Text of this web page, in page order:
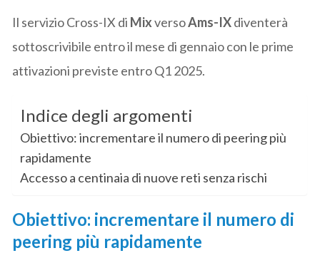
Il servizio Cross-IX di MixversoAms-IXdiventerà
sottoscrivibile entro il mese di gennaio con le prime
attivazioni previste entro Q1 2025.
Indice degli argomenti
Obiettivo: incrementare il numero di peering più
rapidamente
Accesso a centinaia di nuove reti senza rischi
Obiettivo: incrementare il numero di
peering più rapidamente